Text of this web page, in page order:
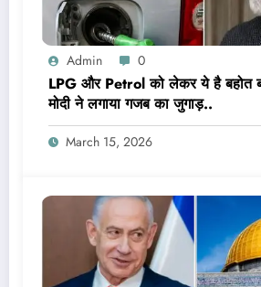
Admin 0
LPG और Petrol को लेकर ये है बहोत
मोदी ने लगाया गजब का जुगाड़..
March 15, 2026